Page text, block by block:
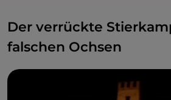
Der verrückte
falschen Ochsen